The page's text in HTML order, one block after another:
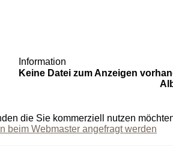
Information
Keine Datei zum Anzeigen
die Sie kommerziell nutzen
beim Webmaster angefragt werden